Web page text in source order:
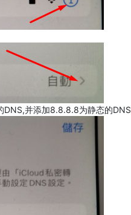
DNS,并添加8.8.8.8为静态的DNS